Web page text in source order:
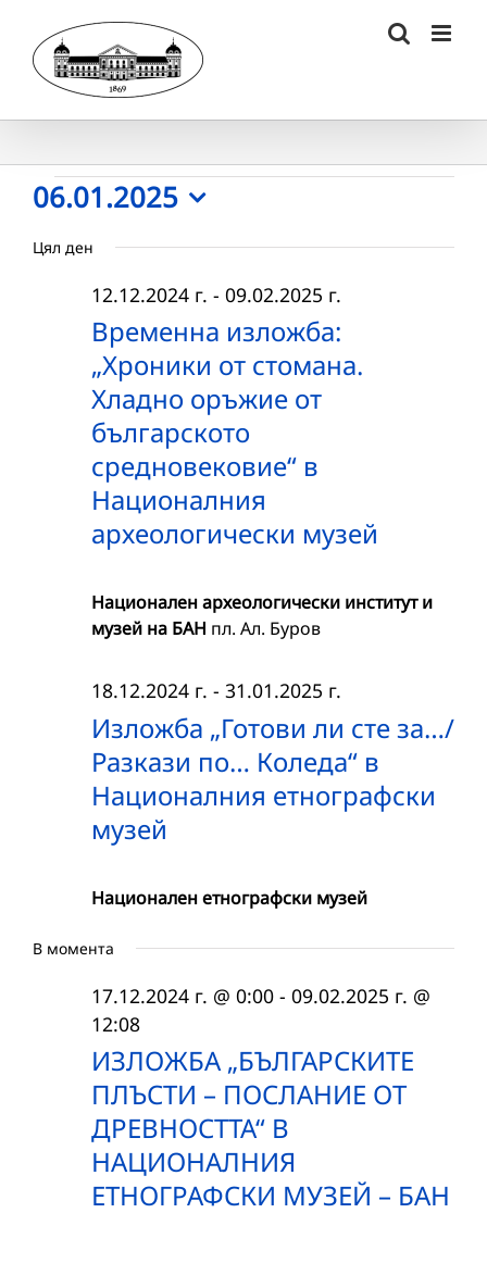
content
Събития
for
06.01.2025
06.01.2025
date.
Цял ден
Временна изложба:
„Хроники от стомана.
Хладно оръжие от
българското
средновековие“ в
Националния
археологически музей
12.12.2024 г. - 09.02.2025 г.
Национален археологически институт и
музей на БАН пл. Ал. Буров
Изложба „Готови ли сте за…/
Разкази по… Коледа“ в
Националния етнографски
музей
18.12.2024 г. - 31.01.2025 г.
Национален етнографски музей
В момента
ИЗЛОЖБА „БЪЛГАРСКИТЕ
ПЛЪСТИ – ПОСЛАНИЕ ОТ
ДРЕВНОСТТА“ В
НАЦИОНАЛНИЯ
ЕТНОГРАФСКИ МУЗЕЙ – БАН
17.12.2024 г. @ 0:00 - 09.02.2025 г. @
12:08